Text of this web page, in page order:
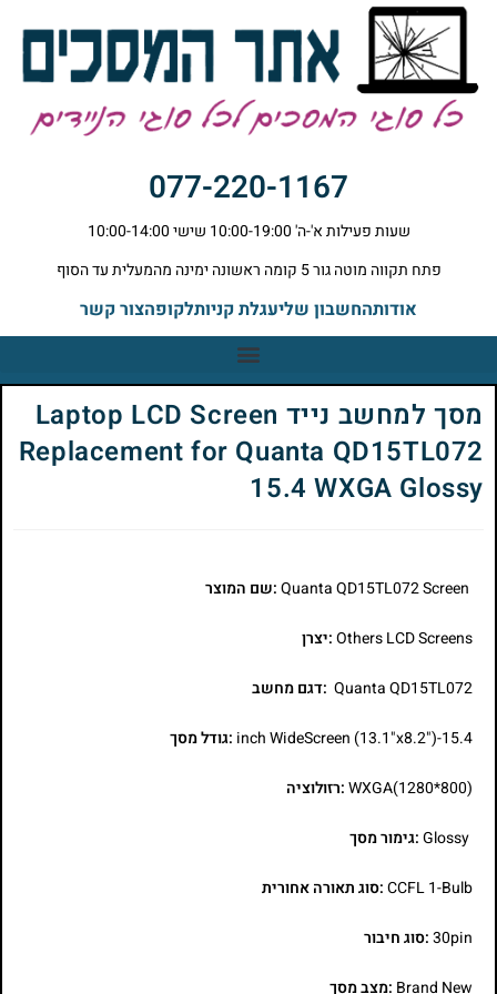
077-220-1167
שעות פעילות א'-ה' 10:00-19:00 שישי 10:00-14:00
פתח תקווה מוטה גור 5 קומה ראשונה ימינה מהמעלית עד הסוף
אודותהחשבון שליעגלת קניותלקופהצור קשר
מסך למחשב נייד Laptop LCD Screen
Replacement for Quanta QD15TL072
15.4 WXGA Glossy
:שם המוצר
Others LCD Screens:יצרן
Quanta QD15TL072 :דגם מחשב
15.4-inch WideScreen (13.1"x8.2") :גודל מסך
WXGA(1280*800):רזולוציה
Glossy:גימור מסך
CCFL 1-Bulb:סוג תאורה אחורית
30pin:סוג חיבור
Brand New :מצב מסך